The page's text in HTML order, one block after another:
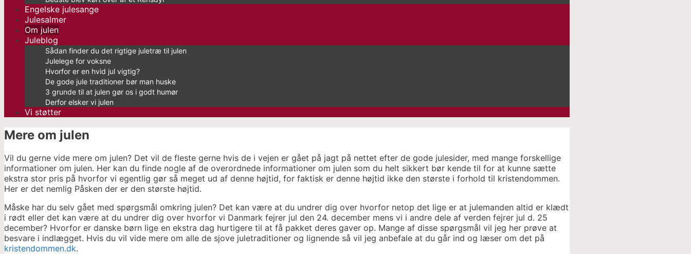
Engelske julesange
Julesalmer
Om julen
Juleblog
Sådan finder du det rigtige juletræ til julen
Julelege for voksne
Hvorfor er en hvid jul vigtig?
De gode jule traditioner bør man huske
3 grunde til at julen gør os i godt humør
Derfor elsker vi julen
Vi støtter
Mere om julen
Vil du gerne vide mere om julen? Det vil de fleste gerne hvis de i vejen er gået på jagt på nettet efter de gode julesider, med mange forskellige
informationer om julen. Her kan du finde nogle af de overordnede informationer om julen som du helt sikkert bør kende til for at kunne sætte
ekstra stor pris på hvorfor vi egentlig gør så meget ud af denne højtid, for faktisk er denne højtid ikke den største i forhold til kristendommen.
Her er det nemlig Påsken der er den største højtid.
Måske har du selv gået med spørgsmål omkring julen? Det kan være at du undrer dig over hvorfor netop det lige er at julemanden altid er klædt
i rødt eller det kan være at du undrer dig over hvorfor vi Danmark fejrer jul den 24. december mens vi i andre dele af verden fejrer jul d. 25
december? Hvorfor er danske børn lige en ekstra dag hurtigere til at få pakket deres gaver op. Mange af disse spørgsmål vil jeg her prøve at
besvare i indlægget. Hvis du vil vide mere om alle de sjove juletraditioner og lignende så vil jeg anbefale at du går ind og læser om det på
kristendommen.dk.